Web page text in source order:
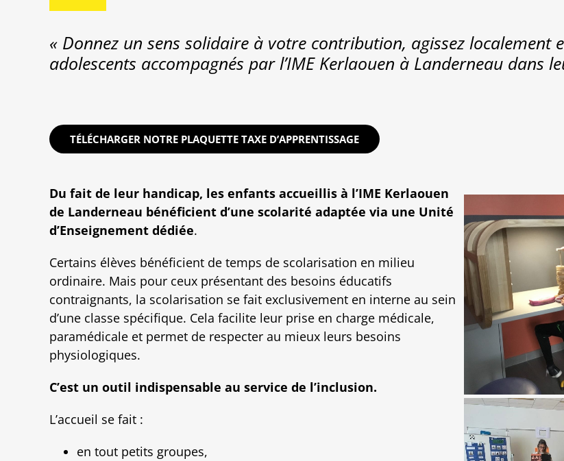
« Donnez un sens solidaire à votre contribution, agissez localement
adolescents accompagnés par l’IME Kerlaouen à Landerneau dans
TÉLÉCHARGER NOTRE PLAQUETTE TAXE D’APPRENTISSAGE
Du fait de leur handicap, les enfants accueillis à l’IME Kerlaouen
de Landerneau bénéficient d’une scolarité adaptée via une Unité
d’Enseignement dédiée.
Certains élèves bénéficient de temps de scolarisation en milieu
ordinaire. Mais pour ceux présentant des besoins éducatifs
contraignants, la scolarisation se fait exclusivement en interne au sein
d’une classe spécifique. Cela facilite leur prise en charge médicale,
paramédicale et permet de respecter au mieux leurs besoins
physiologiques.
C’est un outil indispensable au service de l’inclusion.
L’accueil se fait :
en tout petits groupes,